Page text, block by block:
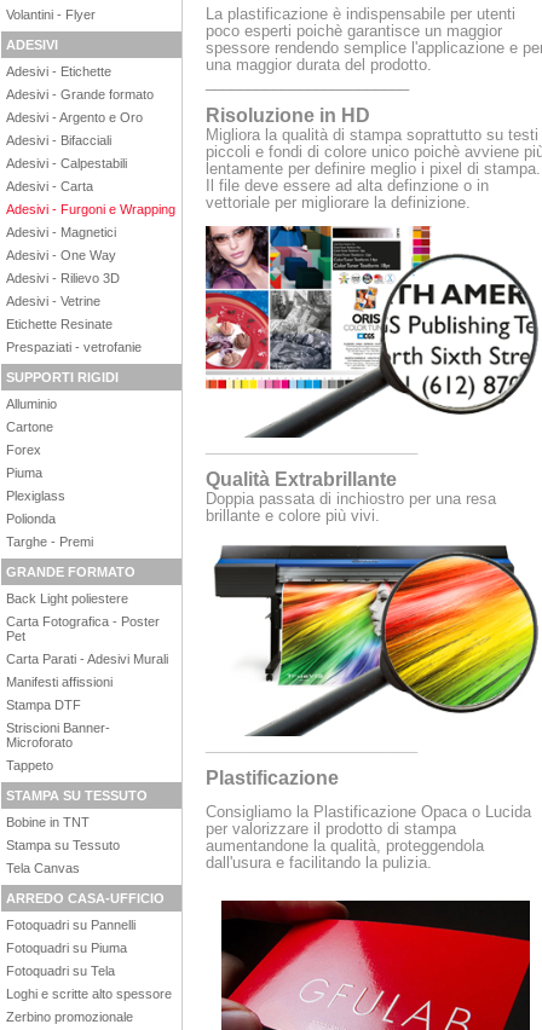
Volantini - Flyer
ADESIVI
Adesivi - Etichette
Adesivi - Grande formato
Adesivi - Argento e Oro
Adesivi - Bifacciali
Adesivi - Calpestabili
Adesivi - Carta
Adesivi - Furgoni e Wrapping
Adesivi - Magnetici
Adesivi - One Way
Adesivi - Rilievo 3D
Adesivi - Vetrine
Etichette Resinate
Prespaziati - vetrofanie
SUPPORTI RIGIDI
Alluminio
Cartone
Forex
Piuma
Plexiglass
Polionda
Targhe - Premi
GRANDE FORMATO
Back Light poliestere
Carta Fotografica - Poster
Pet
Carta Parati - Adesivi Murali
Manifesti affissioni
Stampa DTF
Striscioni Banner-
Microforato
Tappeto
STAMPA SU TESSUTO
Bobine in TNT
Stampa su Tessuto
Tela Canvas
ARREDO CASA-UFFICIO
Fotoquadri su Pannelli
Fotoquadri su Piuma
Fotoquadri su Tela
Loghi e scritte alto spessore
Zerbino promozionale
La plastificazione è indispensabile per utenti
poco esperti poichè garantisce un maggior
spessore rendendo semplice l'applicazione e
una maggior durata del prodotto.
Risoluzione in HD
Migliora la qualità di stampa soprattutto su testi
piccoli e fondi di colore unico poichè avviene
lentamente per definire meglio i pixel di stampa.
Il file deve essere ad alta definzione o in
vettoriale per migliorare la definizione.
Qualità Extrabrillante
Doppia passata di inchiostro per una resa
brillante e colore più vivi.
Plastificazione
Consigliamo la Plastificazione Opaca o Lucida
per valorizzare il prodotto di stampa
aumentandone la qualità, proteggendola
dall'usura e facilitando la pulizia.